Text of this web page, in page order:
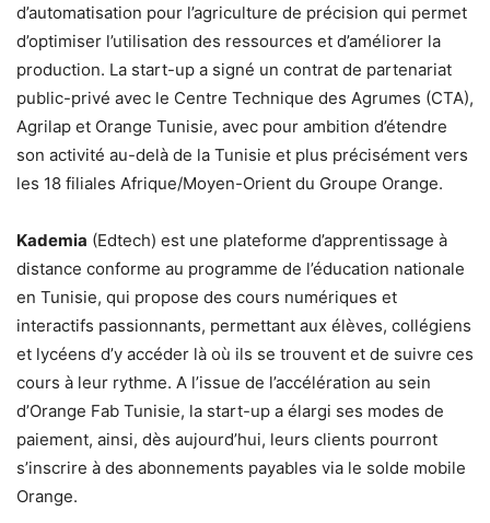
d’automatisation pour l’agriculture de précision qui permet
d’optimiser l’utilisation des ressources et d’améliorer la
production. La start-up a signé un contrat de partenariat
public-privé avec le Centre Technique des Agrumes (CTA),
Agrilap et Orange Tunisie, avec pour ambition d’étendre
son activité au-delà de la Tunisie et plus précisément vers
les 18 filiales Afrique/Moyen-Orient du Groupe Orange.
Kademia (Edtech) est une plateforme d’apprentissage à
distance conforme au programme de l’éducation nationale
en Tunisie, qui propose des cours numériques et
interactifs passionnants, permettant aux élèves, collégiens
et lycéens d’y accéder là où ils se trouvent et de suivre ces
cours à leur rythme. A l’issue de l’accélération au sein
d’Orange Fab Tunisie, la start-up a élargi ses modes de
paiement, ainsi, dès aujourd’hui, leurs clients pourront
s’inscrire à des abonnements payables via le solde mobile
Orange.